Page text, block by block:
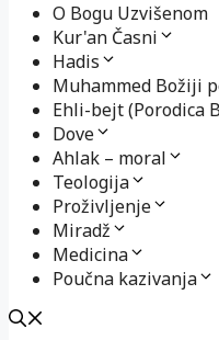
O Bogu Uzvišenom
Kur'an Časni
Hadis
Muhammed Božiji
Ehli-bejt (Porodica
Dove
Ahlak – moral
Teologija
Proživljenje
Miradž
Medicina
Poučna kazivanja